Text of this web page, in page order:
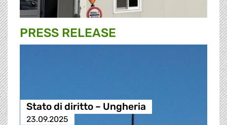
PRESS RELEASE
Stato di diritto – Ungheria
23.09.2025